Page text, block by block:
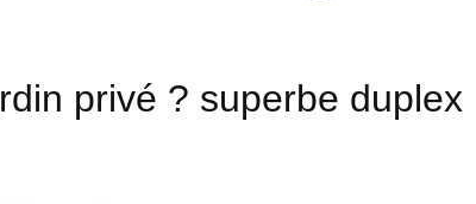
privé ? superbe duplex